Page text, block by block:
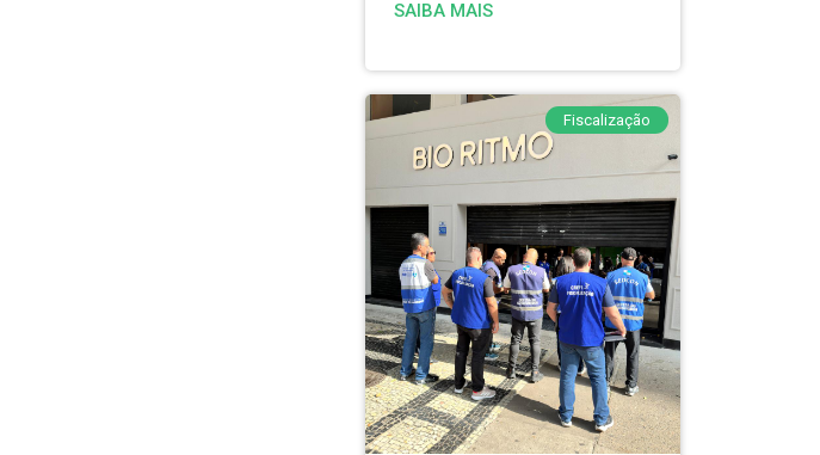
SAIBA MAIS
Fiscalização